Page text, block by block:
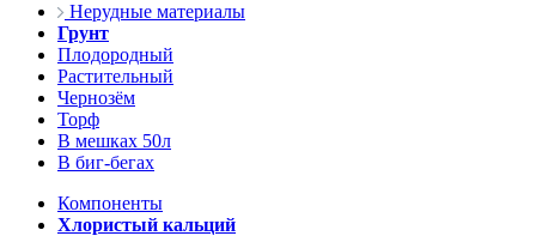
Нерудные материалы
Грунт
Плодородный
Растительный
Чернозём
Торф
В мешках 50л
В биг-бегах
Компоненты
Хлористый кальций